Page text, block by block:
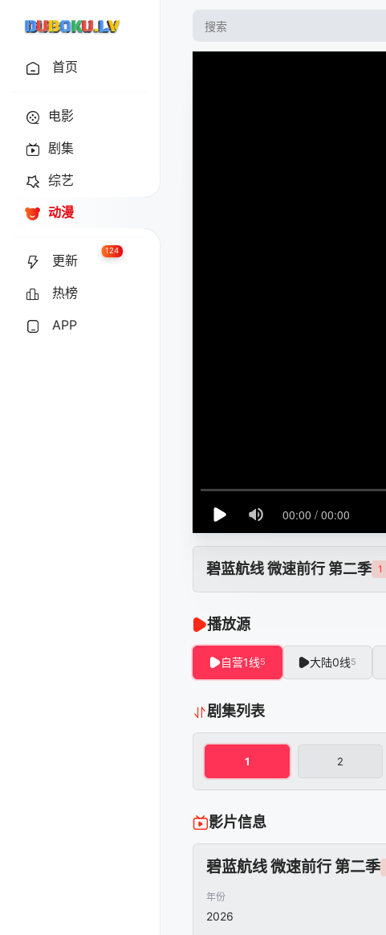
首页
电影
剧集
综艺
动漫
更新
124
热榜
APP
碧蓝航线 微速前行 第二季 1
播放源
自营1线5 大陆0线5
剧集列表
1 2
影片信息
碧蓝航线 微速前行 第二季
年份
2026